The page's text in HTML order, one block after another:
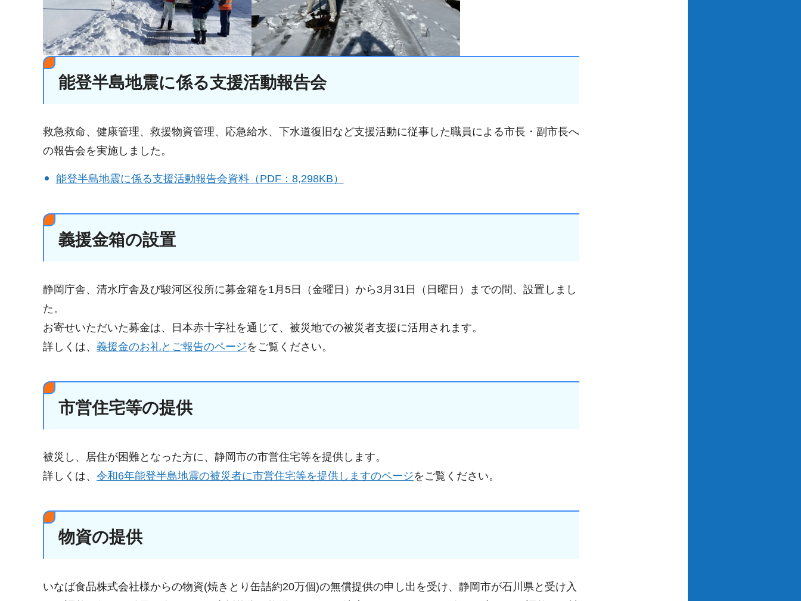
能登半島地震に係る支援活動報告会
救急救命、健康管理、救援物資管理、応急給水、下水道復旧など支援活動に従事した職員による市長・副市長へ
の報告会を実施しました。
能登半島地震に係る支援活動報告会資料（PDF：8,298KB）
義援金箱の設置
静岡庁舎、清水庁舎及び駿河区役所に募金箱を1月5日（金曜日）から3月31日（日曜日）までの間、設置しまし
た。
お寄せいただいた募金は、日本赤十字社を通じて、被災地での被災者支援に活用されます。
詳しくは、 義援金のお礼とご報告のページをご覧ください。
市営住宅等の提供
被災し、居住が困難となった方に、静岡市の市営住宅等を提供します。
詳しくは、 令和6年能登半島地震の被災者に市営住宅等を提供しますのページをご覧ください。
物資の提供
いなば食品株式会社様からの物資(焼きとり缶詰約20万個)の無償提供の申し出を受け、静岡市が石川県と受け入